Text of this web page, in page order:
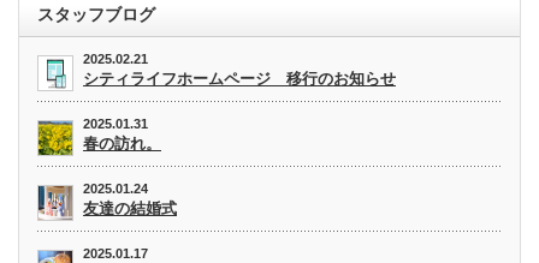
スタッフブログ
2025.02.21
シティライフホームページ 移行のお知らせ
2025.01.31
春の訪れ。
2025.01.24
友達の結婚式
2025.01.17